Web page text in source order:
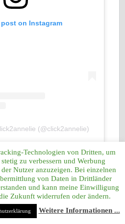
on Instagram
(@click2annelie)
Technologien von Dritten, um
zu verbessern und Werbung
Nutzer anzuzeigen. Bei einzelnen
von Daten in Drittländer
und kann meine Einwilligung
Zukunft widerrufen oder ändern.
Weitere Informationen ...